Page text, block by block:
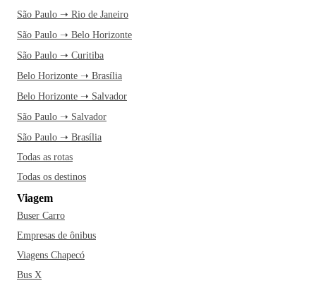
São Paulo ➝ Rio de Janeiro
São Paulo ➝ Belo Horizonte
São Paulo ➝ Curitiba
Belo Horizonte ➝ Brasília
Belo Horizonte ➝ Salvador
São Paulo ➝ Salvador
São Paulo ➝ Brasília
Todas as rotas
Todas os destinos
Viagem
Buser Carro
Empresas de ônibus
Viagens Chapecó
Bus X